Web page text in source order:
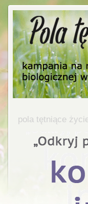
pola tętniące